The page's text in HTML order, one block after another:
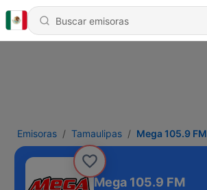
Emisoras Tamaulipas Mega 105.9 FM
Mega 105.9 FM